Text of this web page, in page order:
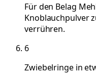
Für den Belag
Knoblauchpulver
verrühren.
6
Zwiebelringe in